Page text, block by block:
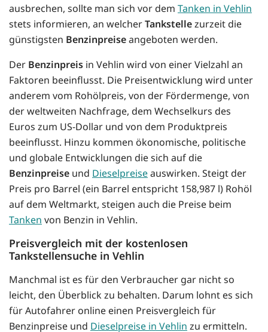
ausbrechen, sollte man sich vor dem Tanken in Vehlin
stets informieren, an welcherTankstellezurzeit die
günstigsten Benzinpreiseangeboten werden.
Der Benzinpreis in Vehlin wird von einer Vielzahl an
Faktoren beeinflusst. Die Preisentwicklung wird unter
anderem vom Rohölpreis, von der Fördermenge, von
der weltweiten Nachfrage, dem Wechselkurs des
Euros zum US-Dollar und von dem Produktpreis
beeinflusst. Hinzu kommen ökonomische, politische
und globale Entwicklungen die sich auf die
Benzinpreise und Dieselpreiseauswirken. Steigt der
Preis pro Barrel (ein Barrel entspricht 158,987 l) Rohöl
auf dem Weltmarkt, steigen auch die Preise beim
Tanken von Benzin in Vehlin.
Preisvergleich mit der kostenlosen
Tankstellensuche in Vehlin
Manchmal ist es für den Verbraucher gar nicht so
leicht, den Überblick zu behalten. Darum lohnt es sich
für Autofahrer online einen Preisvergleich für
Benzinpreise und Dieselpreise in Vehlin zu ermitteln.